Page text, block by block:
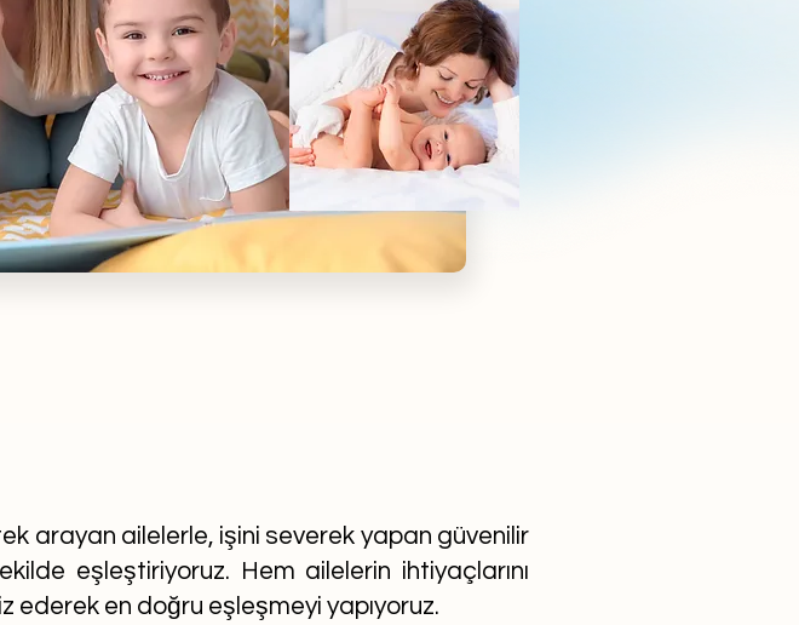
arayan ailelerle, işini severek yapan güvenilir
eşleştiriyoruz. Hem ailelerin ihtiyaçlarını
ederek en doğru eşleşmeyi yapıyoruz.